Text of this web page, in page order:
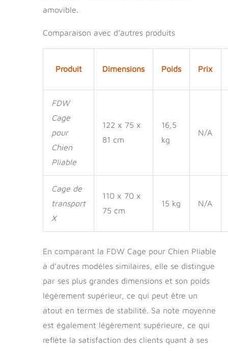
amovible.
Comparaison avec d’autres produits
Produit Dimensions Poids Prix
FDW
Cage
pour
Chien
Pliable
122 x 75 x
81 cm
16,5
kg
N/A
Cage de
transport
X
110 x 70 x
75 cm
15 kg N/A
En comparant la FDW Cage pour Chien Pliable
à d’autres modèles similaires, elle se distingue
par ses plus grandes dimensions et son poids
légèrement supérieur, ce qui peut être un
atout en termes de stabilité. Sa note moyenne
est également légèrement supérieure, ce qui
reflète la satisfaction des clients quant à ses